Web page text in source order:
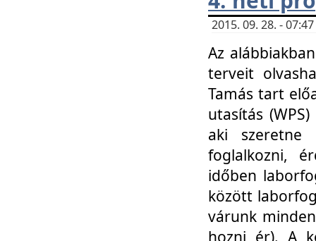
2015. 09. 28. -
Az
terveit
Tamás tart
utasítás
aki szeretne
foglalkozni,
időben
között
várunk
hozni ér). A